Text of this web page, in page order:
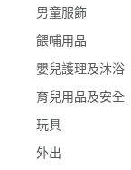
男童服飾
餵哺用品
嬰兒護理及沐浴
育兒用品及安全
玩具
外出